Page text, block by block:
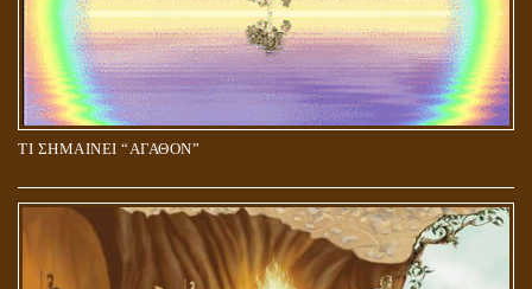
ΤΙ ΣΗΜΑΙΝΕΙ “ΑΓΑΘΟΝ”